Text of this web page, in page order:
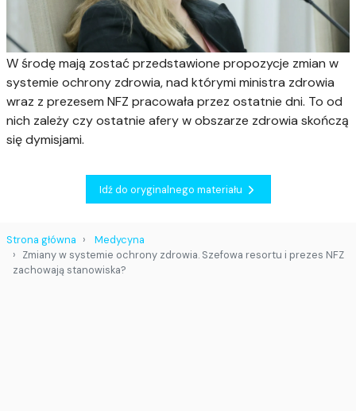
W środę mają zostać przedstawione propozycje zmian w
systemie ochrony zdrowia, nad którymi ministra zdrowia
wraz z prezesem NFZ pracowała przez ostatnie dni. To od
nich zależy czy ostatnie afery w obszarze zdrowia skończą
się dymisjami.
Idź do oryginalnego materiału
Strona główna
Medycyna
Zmiany w systemie ochrony zdrowia. Szefowa resortu i prezes NFZ
zachowają stanowiska?